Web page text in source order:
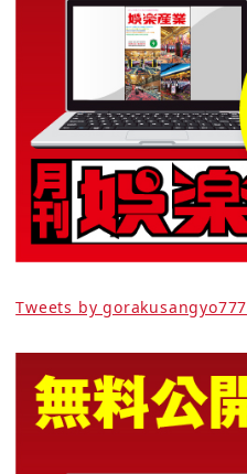
Tweets by gorakusangyo777